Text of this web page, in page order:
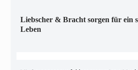
Liebscher & Bracht sorgen für ein
Leben